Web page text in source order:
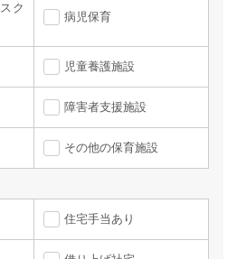
ク
病児保育
児童養護施設
障害者支援施設
その他の保育施設
住宅手当あり